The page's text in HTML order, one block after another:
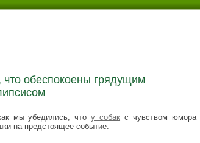
что обеспокоены грядущим
мы убедились, чтоу собак с чувством юмора
на предстоящее событие.